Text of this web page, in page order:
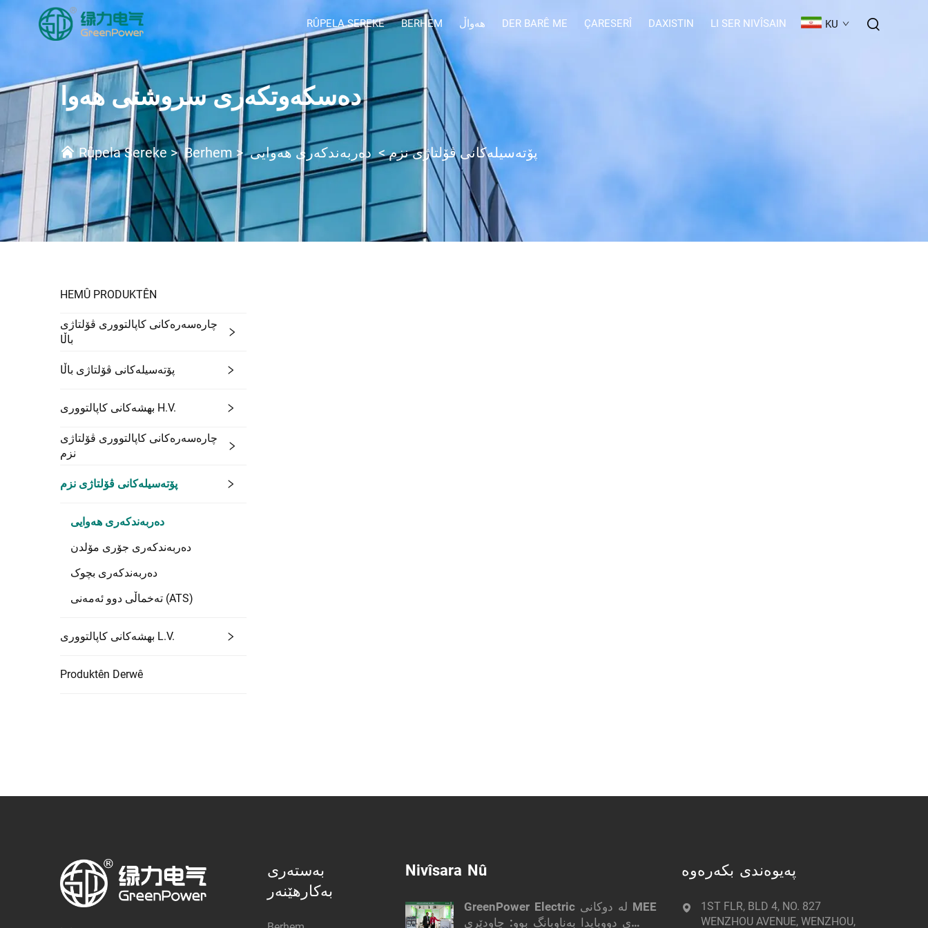
RÛPELA SEREKE BERHEM هەواڵ DER BARÊ ME ÇARESERÎ DAXISTIN LI SER NIVÎSAIN KU
دەسکەوتکەری سروشتی هەوا
Rûpela Sereke >Berhem > پۆتەسیلەکانی ڤۆلتاژی نزم> دەربەندکەری هەوایی
HEMÛ PRODUKTÊN
چارەسەرەکانی کاپالتووری ڤۆلتاژی
باڵا
پۆتەسیلەکانی ڤۆلتاژی باڵا
بهشەکانی کاپالتووری H.V.
چارەسەرەکانی کاپالتووری ڤۆلتاژی
نزم
پۆتەسیلەکانی ڤۆلتاژی نزم
دەربەندکەری هەوایی
دەربەندکەری جۆری مۆلدن
دەربەندکەری بچوک
تەخماڵی دوو ئەمەنی (ATS)
بهشەکانی کاپالتووری L.V.
Produktên Derwê
بەستەری
بەکارهێنەر
Nivîsara Nû
GreenPower Electric لە دوکانی MEE
ی دووبایدا بەناوبانگ بوو: چاودێری
پەیوەندی بکەرەوە
1ST FLR, BLD 4, NO. 827
WENZHOU AVENUE, WENZHOU,